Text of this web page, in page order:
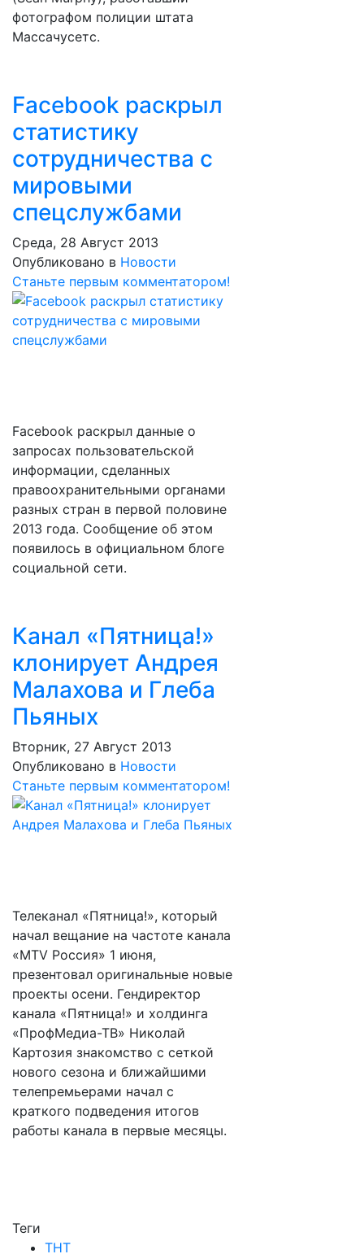
фотографом полиции штата
Массачусетс.
Facebook раскрыл
статистику
сотрудничества с
мировыми
спецслужбами
Среда, 28 Август 2013
Опубликовано в Новости
Станьте первым комментатором!
Facebook раскрыл данные о
запросах пользовательской
информации, сделанных
правоохранительными органами
разных стран в первой половине
2013 года. Сообщение об этом
появилось в официальном блоге
социальной сети.
Канал «Пятница!»
клонирует Андрея
Малахова и Глеба
Пьяных
Вторник, 27 Август 2013
Опубликовано в Новости
Станьте первым комментатором!
Телеканал «Пятница!», который
начал вещание на частоте канала
«MTV Россия» 1 июня,
презентовал оригинальные новые
проекты осени. Гендиректор
канала «Пятница!» и холдинга
«ПрофМедиа-ТВ» Николай
Картозия знакомство с сеткой
нового сезона и ближайшими
телепремьерами начал с
краткого подведения итогов
работы канала в первые месяцы.
Теги
ТНТ